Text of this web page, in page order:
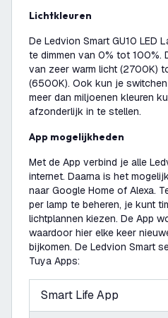
Lichtkleuren
De Ledvion Smart GU10 LED
te dimmen van 0% tot 100%.
van zeer warm licht (2700K)
(6500K). Ook kun je
meer dan miljoenen kleuren
afzonderlijk in te stellen.
App mogelijkheden
Met de App verbind je alle
internet. Daarna is het
naar Google Home of Alexa.
per lamp te beheren, je kunt
lichtplannen kiezen. De App
waardoor hier elke keer
bijkomen. De Ledvion Smart
Tuya Apps:
Smart Life App